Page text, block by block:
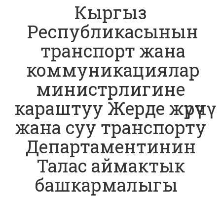
Кыргыз
Республикасынын
транспорт жана
коммуникациялар
министрлигине
караштуу Жерде жүрүүчү
жана суу транспорту
Департаментинин
Талас аймактык
башкармалыгы